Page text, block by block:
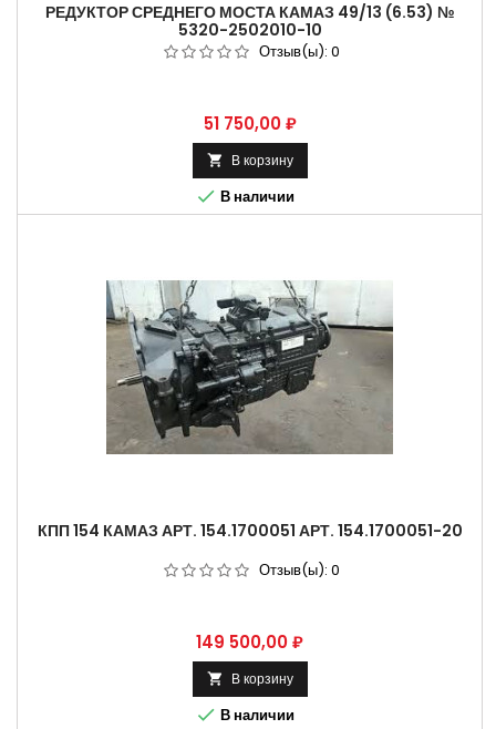
РЕДУКТОР СРЕДНЕГО МОСТА КАМАЗ 49/13 (6.53) №
5320-2502010-10
Отзыв(ы): 0
Цена
51 750,00 ₽
 В корзину
 В наличии
КПП 154 КАМАЗ АРТ. 154.1700051 АРТ. 154.1700051-20
Отзыв(ы): 0
Цена
149 500,00 ₽
 В корзину
 В наличии